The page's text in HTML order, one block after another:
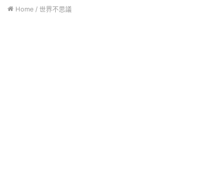
Home / 世界不思議